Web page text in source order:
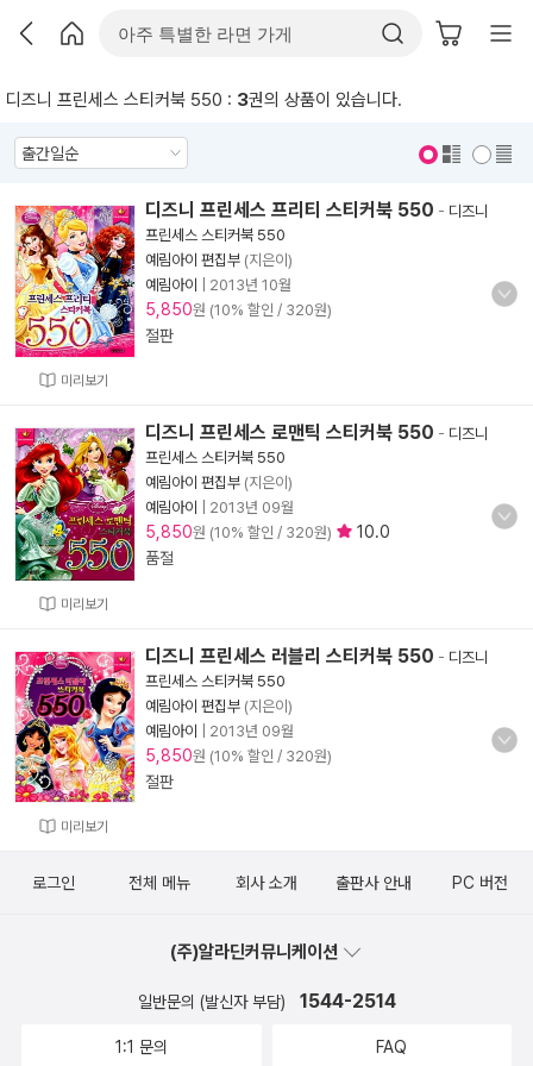
디즈니 프린세스 스티커북 550 : 3권의 상품이 있습니다.
미리보기
디즈니 프린세스 프리티 스티커북 550 - 디즈니
프린세스 스티커북 550
예림아이 편집부 (지은이)
예림아이
2013년 10월
5,850원 (10% 할인 / 320원)
절판
미리보기
디즈니 프린세스 로맨틱 스티커북 550 - 디즈니
프린세스 스티커북 550
예림아이 편집부 (지은이)
예림아이
2013년 09월
5,850원 (10% 할인 / 320원)
10.0
품절
미리보기
디즈니 프린세스 러블리 스티커북 550 - 디즈니
프린세스 스티커북 550
예림아이 편집부 (지은이)
예림아이
2013년 09월
5,850원 (10% 할인 / 320원)
절판
로그인 전체 메뉴 회사 소개 출판사 안내 PC 버전
(주)알라딘커뮤니케이션
일반문의 (발신자 부담) 1544-2514
1:1 문의 FAQ